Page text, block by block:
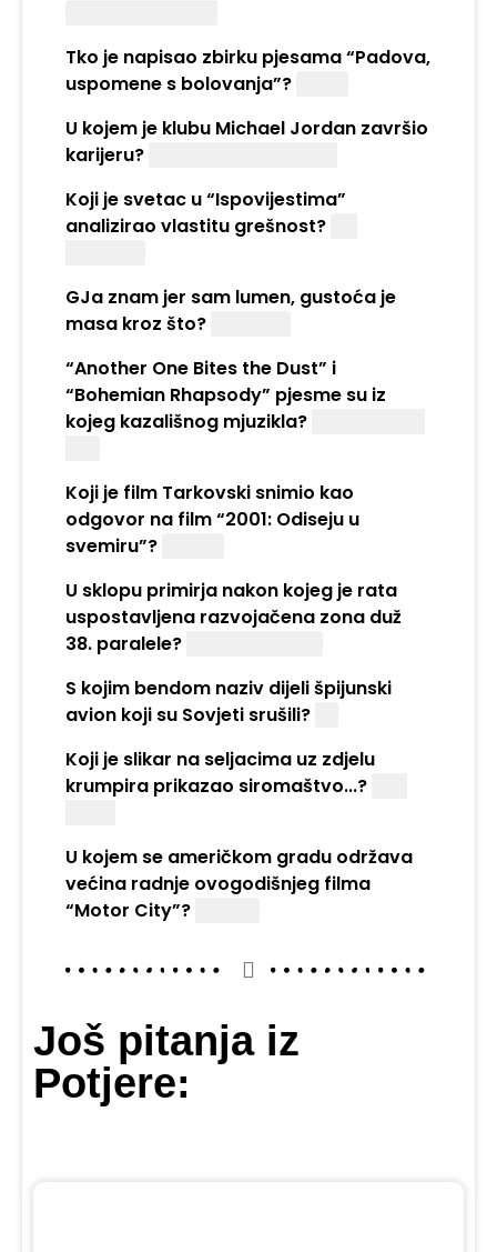
Tko je napisao zbirku pjesama “Padova,
uspomene s bolovanja”?
U kojem je klubu Michael Jordan završio
karijeru?
Koji je svetac u “Ispovijestima”
analizirao vlastitu grešnost?
GJa znam jer sam lumen, gustoća je
masa kroz što?
“Another One Bites the Dust” i
“Bohemian Rhapsody” pjesme su iz
kojeg kazališnog mjuzikla?
Koji je film Tarkovski snimio kao
odgovor na film “2001: Odiseju u
svemiru”?
U sklopu primirja nakon kojeg je rata
uspostavljena razvojačena zona duž
38. paralele?
S kojim bendom naziv dijeli špijunski
avion koji su Sovjeti srušili?
Koji je slikar na seljacima uz zdjelu
krumpira prikazao siromaštvo...?
U kojem se američkom gradu održava
većina radnje ovogodišnjeg filma
“Motor City”?
Još pitanja iz
Potjere: